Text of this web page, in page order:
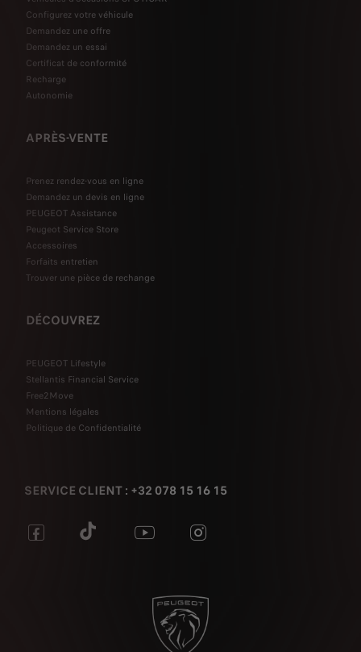
Configurez votre véhicule
Demandez une offre
Demandez un essai
Certificat de conformité
Recharge
Autonomie
APRÈS-VENTE
Prenez rendez-vous en ligne
Demandez un devis en ligne
PEUGEOT Assistance
Peugeot Service Store
Accessoires
Forfaits entretien
Trouver une pièce de rechange
DÉCOUVREZ
PEUGEOT Lifestyle
Stellantis Financial Service
Free2Move
Mentions légales
Politique de Confidentialité
SERVICE CLIENT : +32 078 15 16 15